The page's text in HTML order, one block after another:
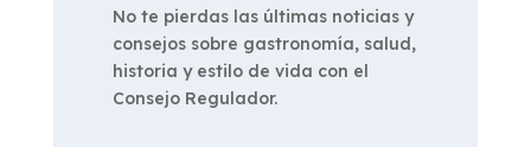
No te pierdas las últimas noticias y
consejos sobre gastronomía, salud,
historia y estilo de vida con el
Consejo Regulador.